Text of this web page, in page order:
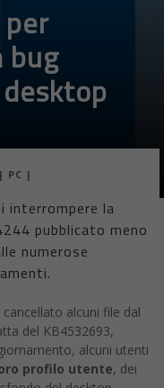
bug
| PC |
interrompere la
pubblicato meno
numerose
alcuni file dal
del KB4532693,
alcuni utenti
profilo utente, dei